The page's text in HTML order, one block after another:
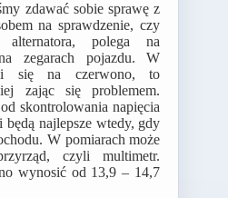
zdawać sobie sprawę z
na sprawdzenie, czy
alternatora, polega na
zegarach pojazdu. W
się na czerwono, to
zając się problemem.
skontrolowania napięcia
najlepsze wtedy, gdy
W pomiarach może
czyli multimetr.
wynosić od 13,9 – 14,7